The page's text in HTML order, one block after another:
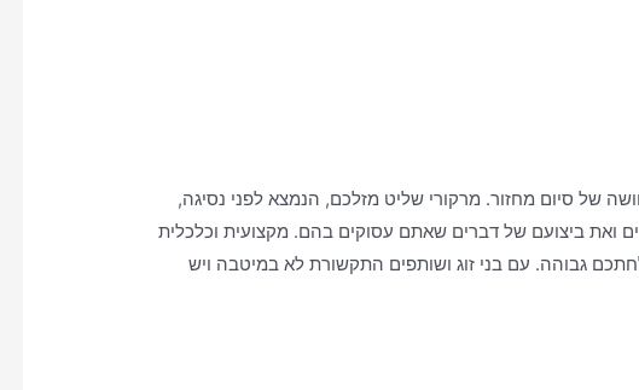
של סיום מחזור. מרקורי שליט מזלכם, הנמצא לפני נסיגה,
ואת ביצועם של דברים שאתם עסוקים בהם. מקצועית וכלכלית
גבוהה. עם בני זוג ושותפים התקשורת לא במיטבה ויש